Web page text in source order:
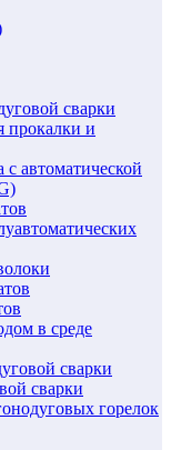
сварки
прокалки и
с автоматической
в среде
сварки
сварки
горелок